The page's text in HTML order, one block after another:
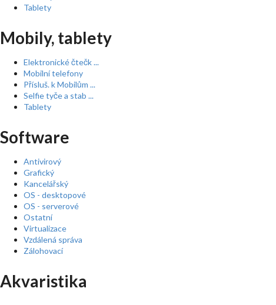
Tablety
Mobily, tablety
Elektronické čtečk ...
Mobilní telefony
Přísluš. k Mobilům ...
Selfie tyče a stab ...
Tablety
Software
Antivirový
Grafický
Kancelářský
OS - desktopové
OS - serverové
Ostatní
Virtualizace
Vzdálená správa
Zálohovací
Akvaristika